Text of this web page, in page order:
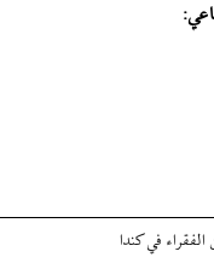
في كندا